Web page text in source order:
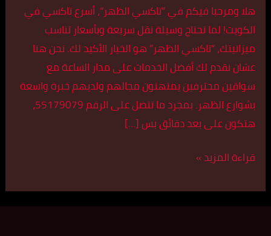
هلا ومرحبا فيكم في “تاكسي الظهر“، أسرع تاكسي في
الكويت! لما تحتاج وسيلة نقل سريعة وبأسعار تناسب
ميزانيتك، “تاكسي الظهر” هو الخيار الأكيد لك. نحن هنا
عشان نقدم لك أفضل الخدمات على مدار الساعة مع
سواقين محترفين يمتهنون مجالهم ولديهم خبرة واسعة
بشوارع الظهر. بمجرد ما تتصل على الرقم 55179079،
هتكون على بعد دقائق بس […]
اتصل
بنا
55179079
قراءة المزيد »